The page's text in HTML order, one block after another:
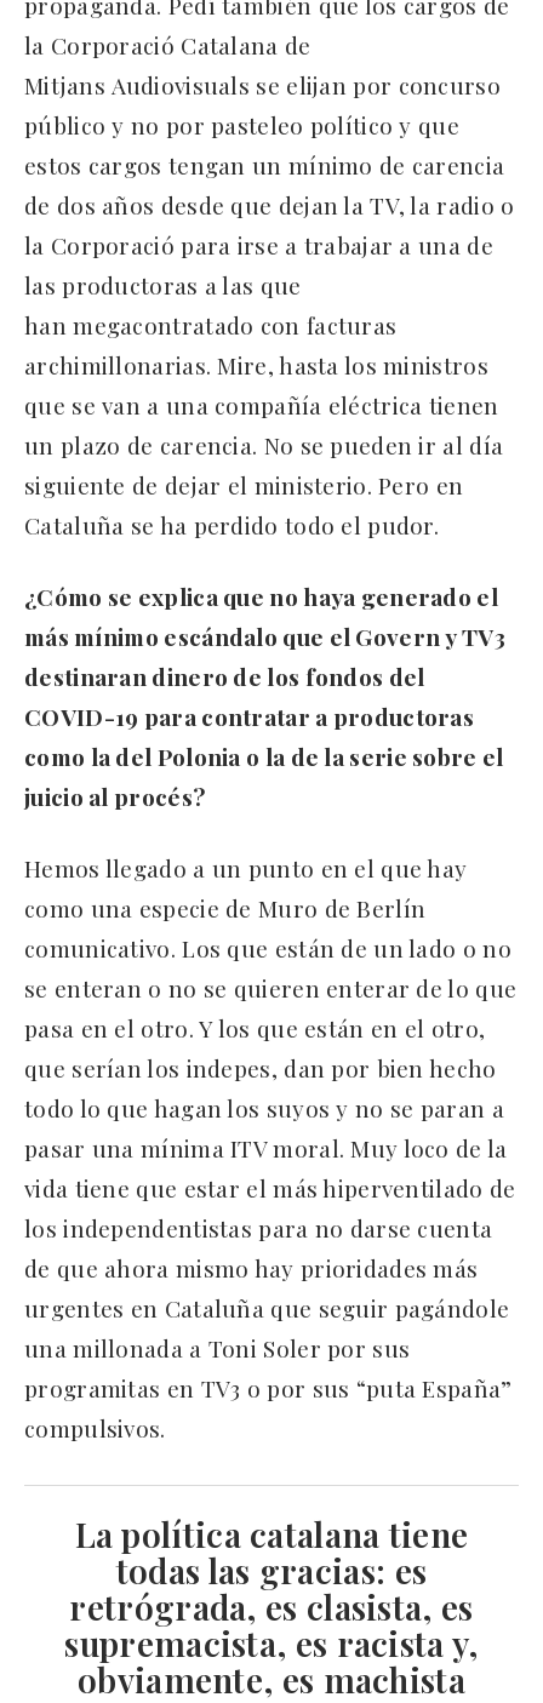
la Corporació Catalana de
Mitjans Audiovisuals se elijan por concurso
público y no por pasteleo político y que
estos cargos tengan un mínimo de carencia
de dos años desde que dejan la TV, la radio o
la Corporació para irse a trabajar a una de
las productoras a las que
han megacontratado con facturas
archimillonarias. Mire, hasta los ministros
que se van a una compañía eléctrica tienen
un plazo de carencia. No se pueden ir al día
siguiente de dejar el ministerio. Pero en
Cataluña se ha perdido todo el pudor.
¿Cómo se explica que no haya generado el
más mínimo escándalo que el Govern y TV3
destinaran dinero de los fondos del
COVID-19 para contratar a productoras
como la del Polonia o la de la serie sobre el
juicio al procés?
Hemos llegado a un punto en el que hay
como una especie de Muro de Berlín
comunicativo. Los que están de un lado o no
se enteran o no se quieren enterar de lo que
pasa en el otro. Y los que están en el otro,
que serían los indepes, dan por bien hecho
todo lo que hagan los suyos y no se paran a
pasar una mínima ITV moral. Muy loco de la
vida tiene que estar el más hiperventilado de
los independentistas para no darse cuenta
de que ahora mismo hay prioridades más
urgentes en Cataluña que seguir pagándole
una millonada a Toni Soler por sus
programitas en TV3 o por sus “puta España”
compulsivos.
La política catalana tiene
todas las gracias: es
retrógrada, es clasista, es
supremacista, es racista y,
obviamente, es machista